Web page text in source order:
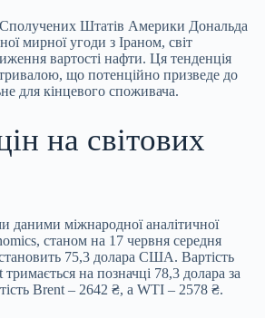
Сполучених Штатів Америки Дональда
мирної угоди з Іраном, світ
вартості нафти. Ця тенденція
що потенційно призведе до
для кінцевого споживача.
на світових
даними міжнародної аналітичної
станом на 17 червня середня
75,3 долара США. Вартість
на позначці 78,3 долара за
Brent – 2642 ₴, а WTI – 2578 ₴.